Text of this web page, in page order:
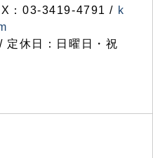
：03-3419-4791 / k
休日：日曜日・祝